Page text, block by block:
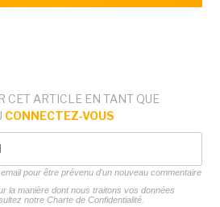
CET ARTICLE EN TANT QUE
CONNECTEZ-VOUS
pour être prévenu d'un nouveau commentaire
la manière dont nous traitons vos données
notre Charte de Confidentialité.